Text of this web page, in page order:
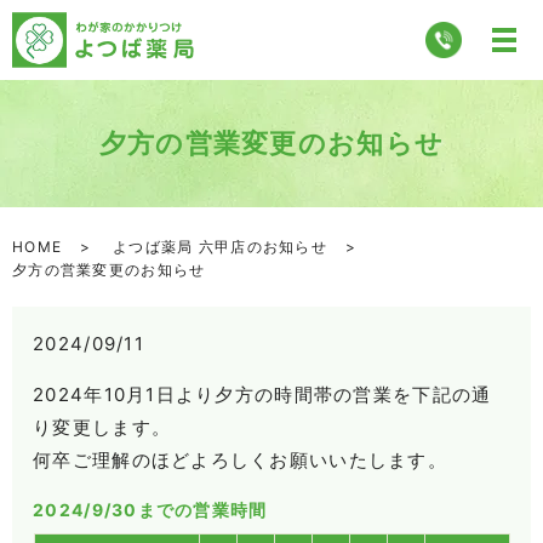
夕方の営業変更のお知らせ
HOME
よつば薬局 六甲店のお知らせ
夕方の営業変更のお知らせ
2024/09/11
2024年10月1日より夕方の時間帯の営業を下記の通
り変更します。
何卒ご理解のほどよろしくお願いいたします。
2024/9/30までの営業時間